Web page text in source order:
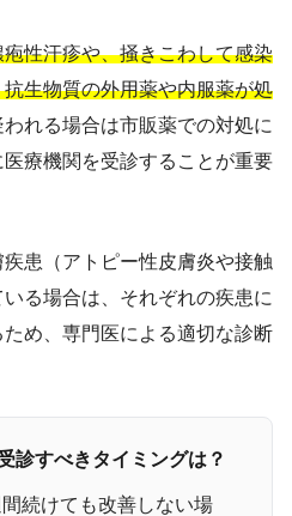
性汗疹や、掻きこわして感染
生物質の外用薬や内服薬が処
れる場合は市販薬での対処に
療機関を受診することが重要
患（アトピー性皮膚炎や接触
る場合は、それぞれの疾患に
め、専門医による適切な診断
診すべきタイミングは？
続けても改善しない場